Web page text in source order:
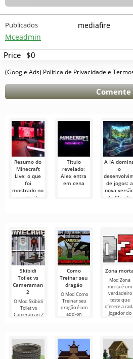
Publicados
Mceadmin
mediafire
Price $0
(Google Ads) Política de Privacidade e
Comente
Resumo do
Minecraft
Live: o que
foi
mostrado no
evento de
Título
revelado:
Alex entra
em cena
A IA
o
de jogos: a
nova
do Claude
tentativa
Skibidi
Toilet vs
Cameraman
2
O Mod Skibidi
Toilet vs
Cameraman 2
participantes
em um frenesi
Como
Treinar seu
dragão
O Mod Como
Treinar seu
dragão é um
add-on
no universo
Zona morta
Mod Zona
morta é um
verdadeiro
teste que
oferece a
jogador do